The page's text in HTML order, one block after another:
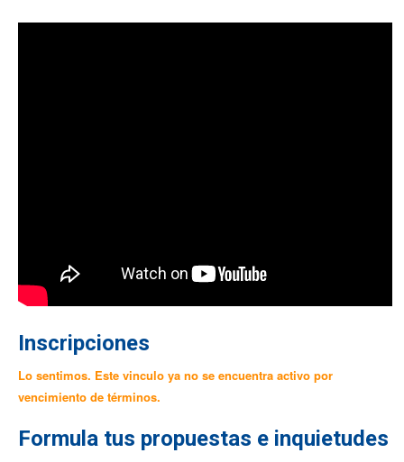
Inscripciones
Lo sentimos. Este vinculo ya no se encuentra activo por
vencimiento de términos.
Formula tus propuestas e inquietudes